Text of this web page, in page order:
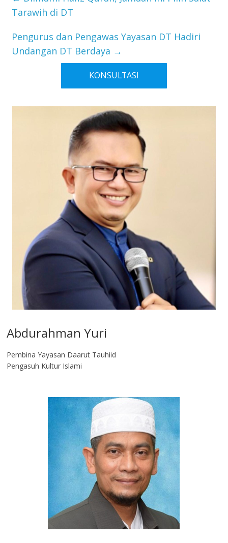
Tarawih di DT
Pengurus dan Pengawas Yayasan DT Hadiri
Undangan DT Berdaya →
KONSULTASI
Abdurahman Yuri
Pembina Yayasan Daarut Tauhiid
Pengasuh Kultur Islami